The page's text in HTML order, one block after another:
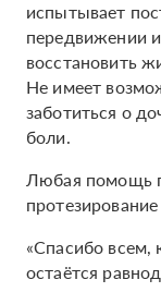
испытывает
передвижении
восстановить
Не имеет
заботиться о
боли.
Любая помощь
«Спасибо всем,
остаётся